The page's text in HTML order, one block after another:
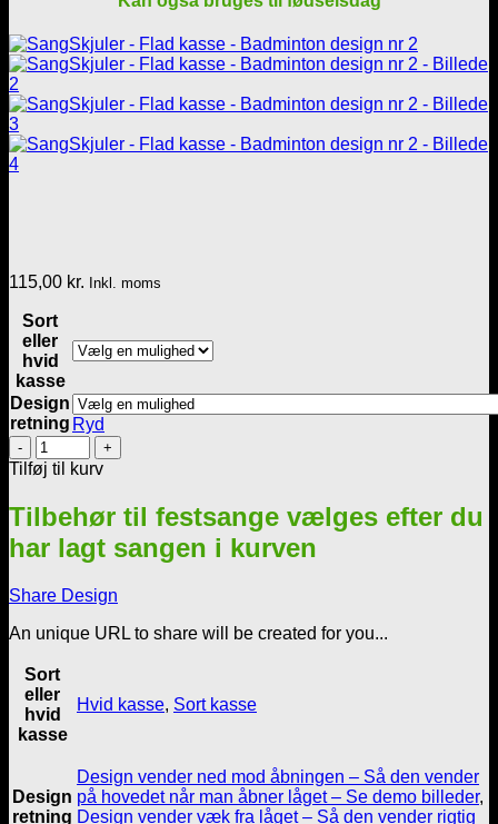
115,00 kr. Inkl. moms
Sort
eller
hvid
kasse
Design
retning Ryd
SangSkjuler
-
Flad
kasse
-
Badminton
design
2
antal
Tilføj til kurv
Tilbehør til festsange vælges efter du
har lagt sangen i kurven
Share Design
An unique URL to share will be created for you...
Sort
eller
hvid
kasse
Hvid kasse, Sort kasse
Design
retning
Design vender ned mod åbningen – Så den vender
på hovedet når man åbner låget – Se demo billeder,
Design vender væk fra låget – Så den vender rigtig